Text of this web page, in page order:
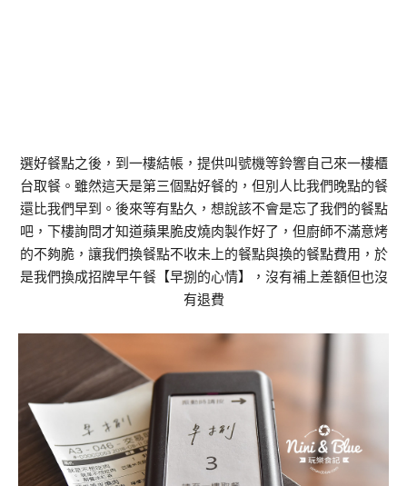
選好餐點之後，到一樓結帳，提供叫號機等鈴響自己來一樓櫃
台取餐。雖然這天是第三個點好餐的，但別人比我們晚點的餐
還比我們早到。後來等有點久，想說該不會是忘了我們的餐點
吧，下樓詢問才知道蘋果脆皮燒肉製作好了，但廚師不滿意烤
的不夠脆，讓我們換餐點不收未上的餐點與換的餐點費用，於
是我們換成招牌早午餐【早捌的心情】，沒有補上差額但也沒
有退費